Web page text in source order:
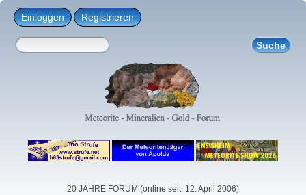
Einloggen Registrieren
20 JAHRE FORUM (online seit: 12. April 2006)